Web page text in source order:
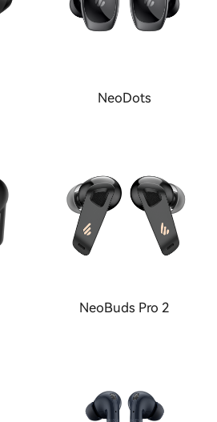
NeoDots
NeoBuds Pro 2